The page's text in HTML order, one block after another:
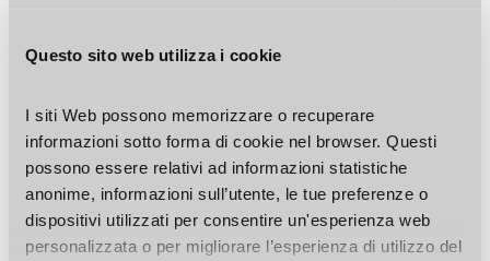
Questo sito web utilizza i cookie
I siti Web possono memorizzare o recuperare
informazioni sotto forma di cookie nel browser. Questi
possono essere relativi ad informazioni statistiche
anonime, informazioni sull’utente, le tue preferenze o
dispositivi utilizzati per consentire un'esperienza web
personalizzata o per migliorare l’esperienza di utilizzo del